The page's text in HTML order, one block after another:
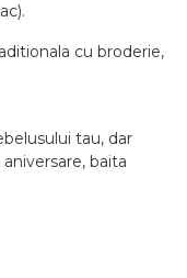
cu broderie,
tau, dar
aniversare, baita